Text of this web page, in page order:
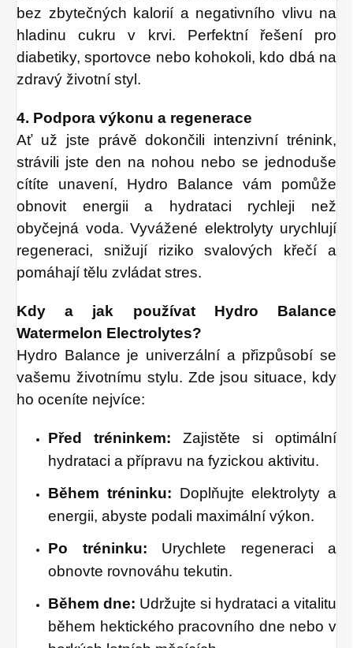
bez zbytečných kalorií a negativního vlivu na
hladinu cukru v krvi. Perfektní řešení pro
diabetiky, sportovce nebo kohokoli, kdo dbá na
zdravý životní styl.
4. Podpora výkonu a regenerace
Ať už jste právě dokončili intenzivní trénink,
strávili jste den na nohou nebo se jednoduše
cítíte unavení, Hydro Balance vám pomůže
obnovit energii a hydrataci rychleji než
obyčejná voda. Vyvážené elektrolyty urychlují
regeneraci, snižují riziko svalových křečí a
pomáhají tělu zvládat stres.
Kdy a jak používat Hydro Balance
Watermelon Electrolytes?
Hydro Balance je univerzální a přizpůsobí se
vašemu životnímu stylu. Zde jsou situace, kdy
ho oceníte nejvíce:
Před tréninkem: Zajistěte si optimální
hydrataci a přípravu na fyzickou aktivitu.
Během tréninku: Doplňujte elektrolyty a
energii, abyste podali maximální výkon.
Po tréninku: Urychlete regeneraci a
obnovte rovnováhu tekutin.
Během dne: Udržujte si hydrataci a vitalitu
během hektického pracovního dne nebo v